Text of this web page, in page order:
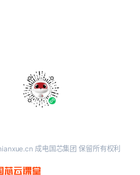
成电国芯集团 保留所有权利